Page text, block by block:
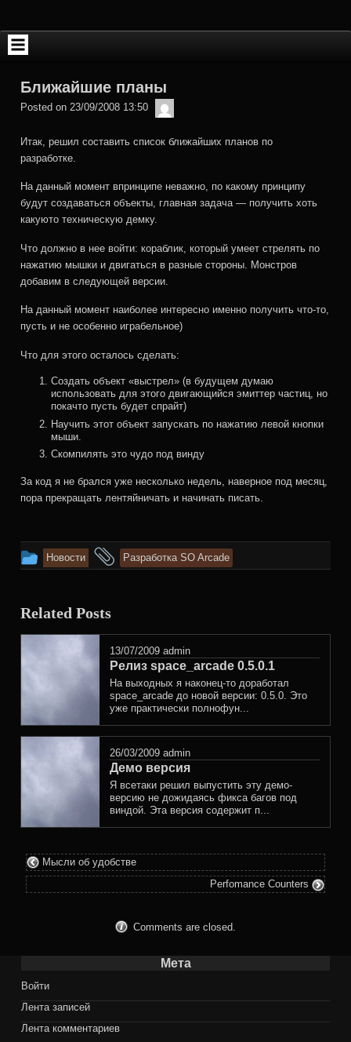
content
Ближайшие планы
Posted on 23/09/2008 13:50
Итак, решил составить список ближайших планов по
разработке.
На данный момент впринципе неважно, по какому принципу
будут создаваться объекты, главная задача — получить хоть
какуюто техническую демку.
Что должно в нее войти: кораблик, который умеет стрелять по
нажатию мышки и двигаться в разные стороны. Монстров
добавим в следующей версии.
На данный момент наиболее интересно именно получить что-то,
пусть и не особенно играбельное)
Что для этого осталось сделать:
Создать объект «выстрел» (в будущем думаю
использовать для этого двигающийся эмиттер частиц, но
покачто пусть будет спрайт)
Научить этот объект запускать по нажатию левой кнопки
мыши.
Скомпилять это чудо под винду
За код я не брался уже несколько недель, наверное под месяц,
пора прекращать лентяйничать и начинать писать.
This
entry
posted
in
Новости
and
Разработка SO Arcade
Related Posts
13/07/2009 admin
Релиз space_arcade 0.5.0.1
На выходных я наконец-то доработал
space_arcade до новой версии: 0.5.0. Это
уже практически полнофун...
26/03/2009 admin
Демо версия
Я всетаки решил выпустить эту демо-
версию не дожидаясь фикса багов под
виндой. Эта версия содержит п...
Мысли об удобстве
Perfomance Counters
Comments are closed.
Мета
Войти
Лента записей
Лента комментариев